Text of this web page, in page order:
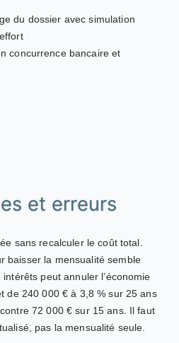
du dossier avec simulation
concurrence bancaire et
et erreurs
sans recalculer le coût total.
baisser la mensualité semble
peut annuler l’économie
de 240 000 € à 3,8 % sur 25 ans
72 000 € sur 15 ans. Il faut
pas la mensualité seule.